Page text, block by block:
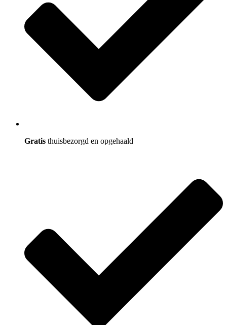
Gratis thuisbezorgd en opgehaald